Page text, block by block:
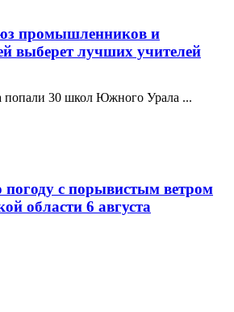
промышленников и
выберет лучших учителей
попали 30 школ Южного Урала ...
погоду с порывистым ветром
области 6 августа